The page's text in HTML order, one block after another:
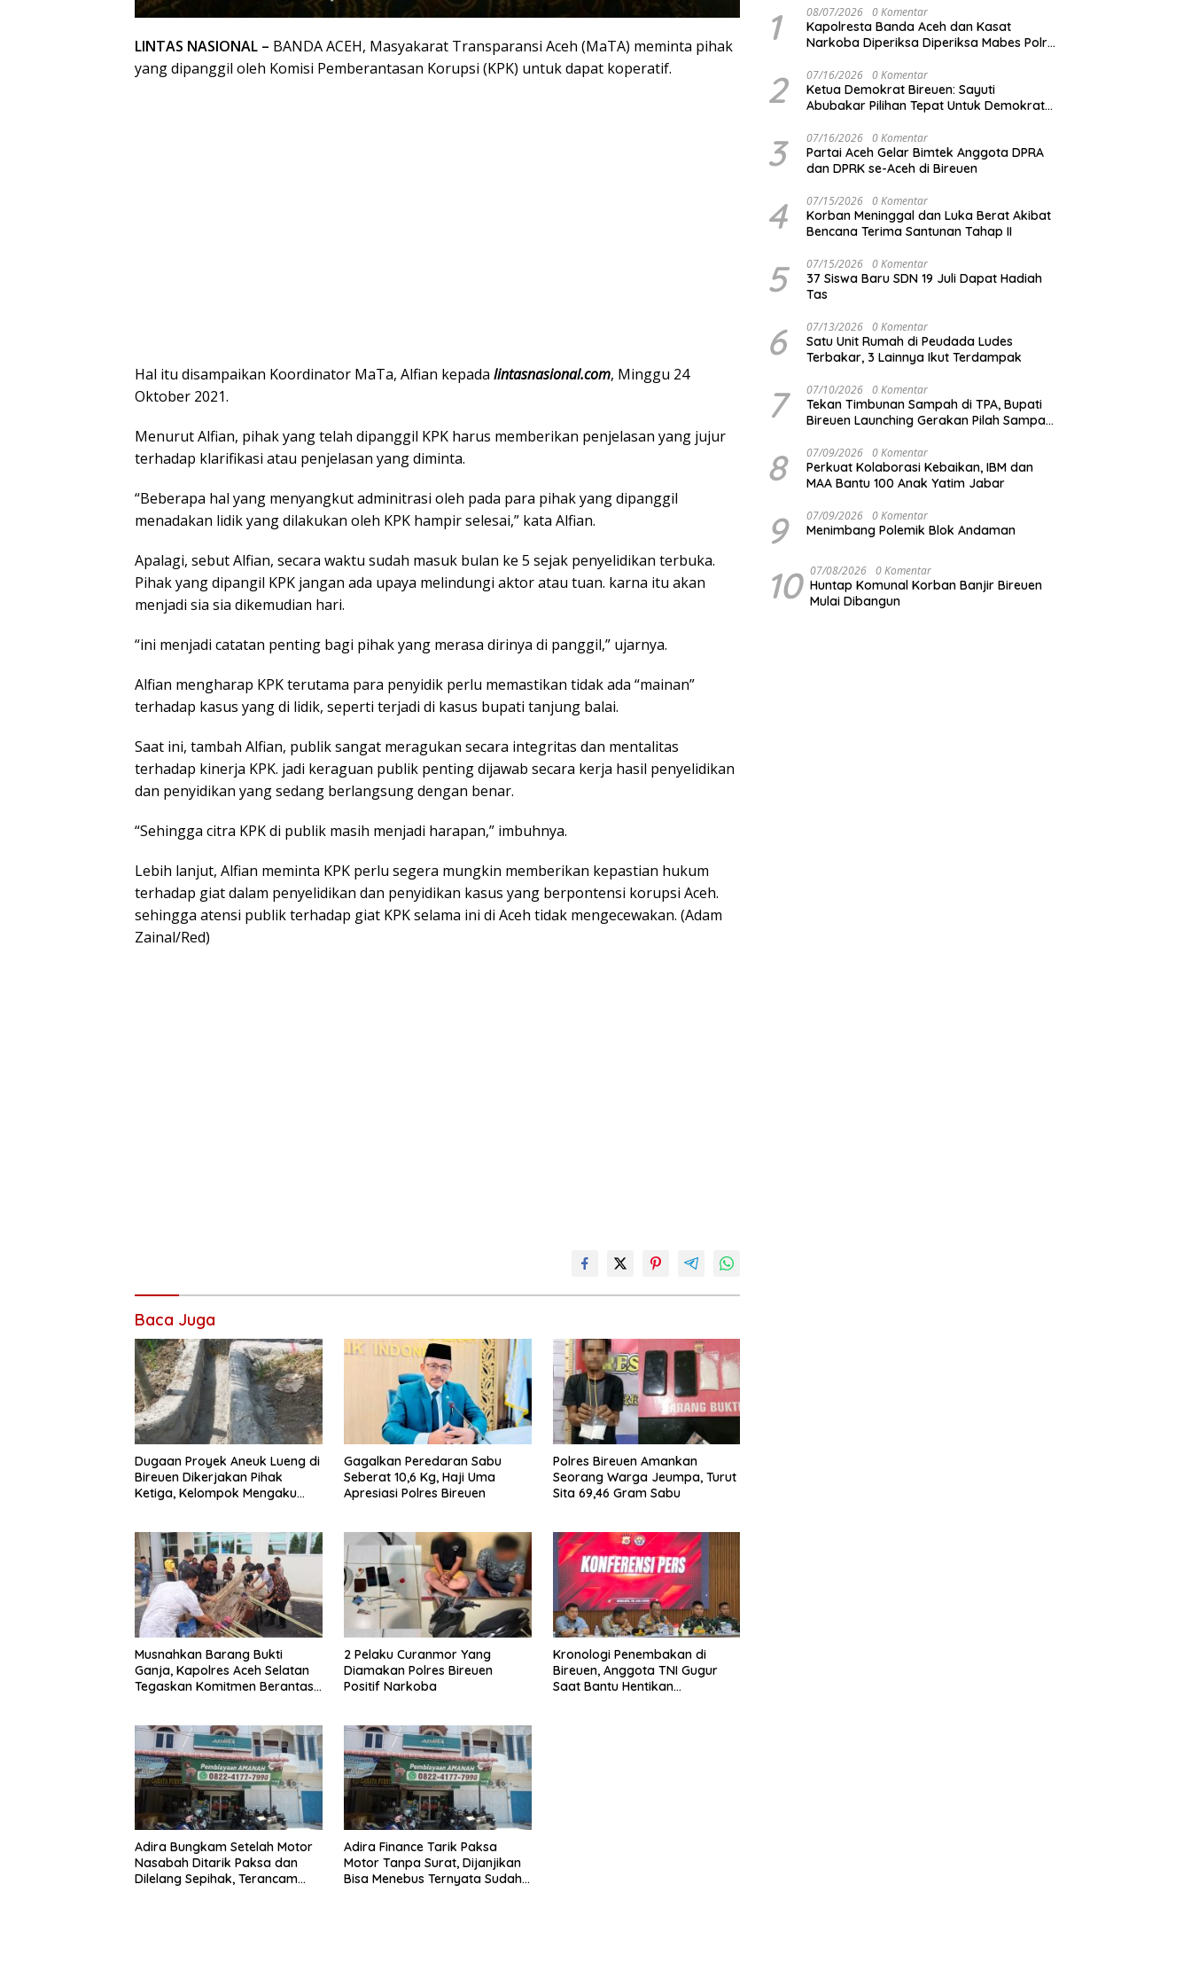
LINTAS NASIONAL – BANDA ACEH, Masyakarat Transparansi Aceh (MaTA) meminta pihak
yang dipanggil oleh Komisi Pemberantasan Korupsi (KPK) untuk dapat koperatif.
Hal itu disampaikan Koordinator MaTa, Alfian kepada lintasnasional.com, Minggu 24
Oktober 2021.
Menurut Alfian, pihak yang telah dipanggil KPK harus memberikan penjelasan yang jujur
terhadap klarifikasi atau penjelasan yang diminta.
“Beberapa hal yang menyangkut adminitrasi oleh pada para pihak yang dipanggil
menadakan lidik yang dilakukan oleh KPK hampir selesai,” kata Alfian.
Apalagi, sebut Alfian, secara waktu sudah masuk bulan ke 5 sejak penyelidikan terbuka.
Pihak yang dipangil KPK jangan ada upaya melindungi aktor atau tuan. karna itu akan
menjadi sia sia dikemudian hari.
“ini menjadi catatan penting bagi pihak yang merasa dirinya di panggil,” ujarnya.
Alfian mengharap KPK terutama para penyidik perlu memastikan tidak ada “mainan”
terhadap kasus yang di lidik, seperti terjadi di kasus bupati tanjung balai.
Saat ini, tambah Alfian, publik sangat meragukan secara integritas dan mentalitas
terhadap kinerja KPK. jadi keraguan publik penting dijawab secara kerja hasil penyelidikan
dan penyidikan yang sedang berlangsung dengan benar.
“Sehingga citra KPK di publik masih menjadi harapan,” imbuhnya.
Lebih lanjut, Alfian meminta KPK perlu segera mungkin memberikan kepastian hukum
terhadap giat dalam penyelidikan dan penyidikan kasus yang berpontensi korupsi Aceh.
sehingga atensi publik terhadap giat KPK selama ini di Aceh tidak mengecewakan. (Adam
Zainal/Red)
Baca Juga
Dugaan Proyek Aneuk Lueng di
Bireuen Dikerjakan Pihak
Ketiga, Kelompok Mengaku
Gagalkan Peredaran Sabu
Seberat 10,6 Kg, Haji Uma
Apresiasi Polres Bireuen
Polres Bireuen Amankan
Seorang Warga Jeumpa, Turut
Sita 69,46 Gram Sabu
Musnahkan Barang Bukti
Ganja, Kapolres Aceh Selatan
Tegaskan Komitmen Berantas
2 Pelaku Curanmor Yang
Diamakan Polres Bireuen
Positif Narkoba
Kronologi Penembakan di
Bireuen, Anggota TNI Gugur
Saat Bantu Hentikan
Adira Bungkam Setelah Motor
Nasabah Ditarik Paksa dan
Dilelang Sepihak, Terancam
Adira Finance Tarik Paksa
Motor Tanpa Surat, Dijanjikan
Bisa Menebus Ternyata Sudah
1 08/07/2026 0 Komentar
Kapolresta Banda Aceh dan Kasat
Narkoba Diperiksa Diperiksa Mabes Polri,
2 07/16/2026 0 Komentar
Ketua Demokrat Bireuen: Sayuti
Abubakar Pilihan Tepat Untuk Demokrat
3 07/16/2026 0 Komentar
Partai Aceh Gelar Bimtek Anggota DPRA
dan DPRK se-Aceh di Bireuen
4 07/15/2026 0 Komentar
Korban Meninggal dan Luka Berat Akibat
Bencana Terima Santunan Tahap II
5 07/15/2026 0 Komentar
37 Siswa Baru SDN 19 Juli Dapat Hadiah
Tas
6 07/13/2026 0 Komentar
Satu Unit Rumah di Peudada Ludes
Terbakar, 3 Lainnya Ikut Terdampak
7 07/10/2026 0 Komentar
Tekan Timbunan Sampah di TPA, Bupati
Bireuen Launching Gerakan Pilah Sampah
8 07/09/2026 0 Komentar
Perkuat Kolaborasi Kebaikan, IBM dan
MAA Bantu 100 Anak Yatim Jabar
9 07/09/2026 0 Komentar
Menimbang Polemik Blok Andaman
10 07/08/2026 0 Komentar
Huntap Komunal Korban Banjir Bireuen
Mulai Dibangun